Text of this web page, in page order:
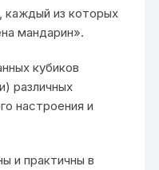
каждый из которых
мандарин».
кубиков
различных
настроения и
и практичны в